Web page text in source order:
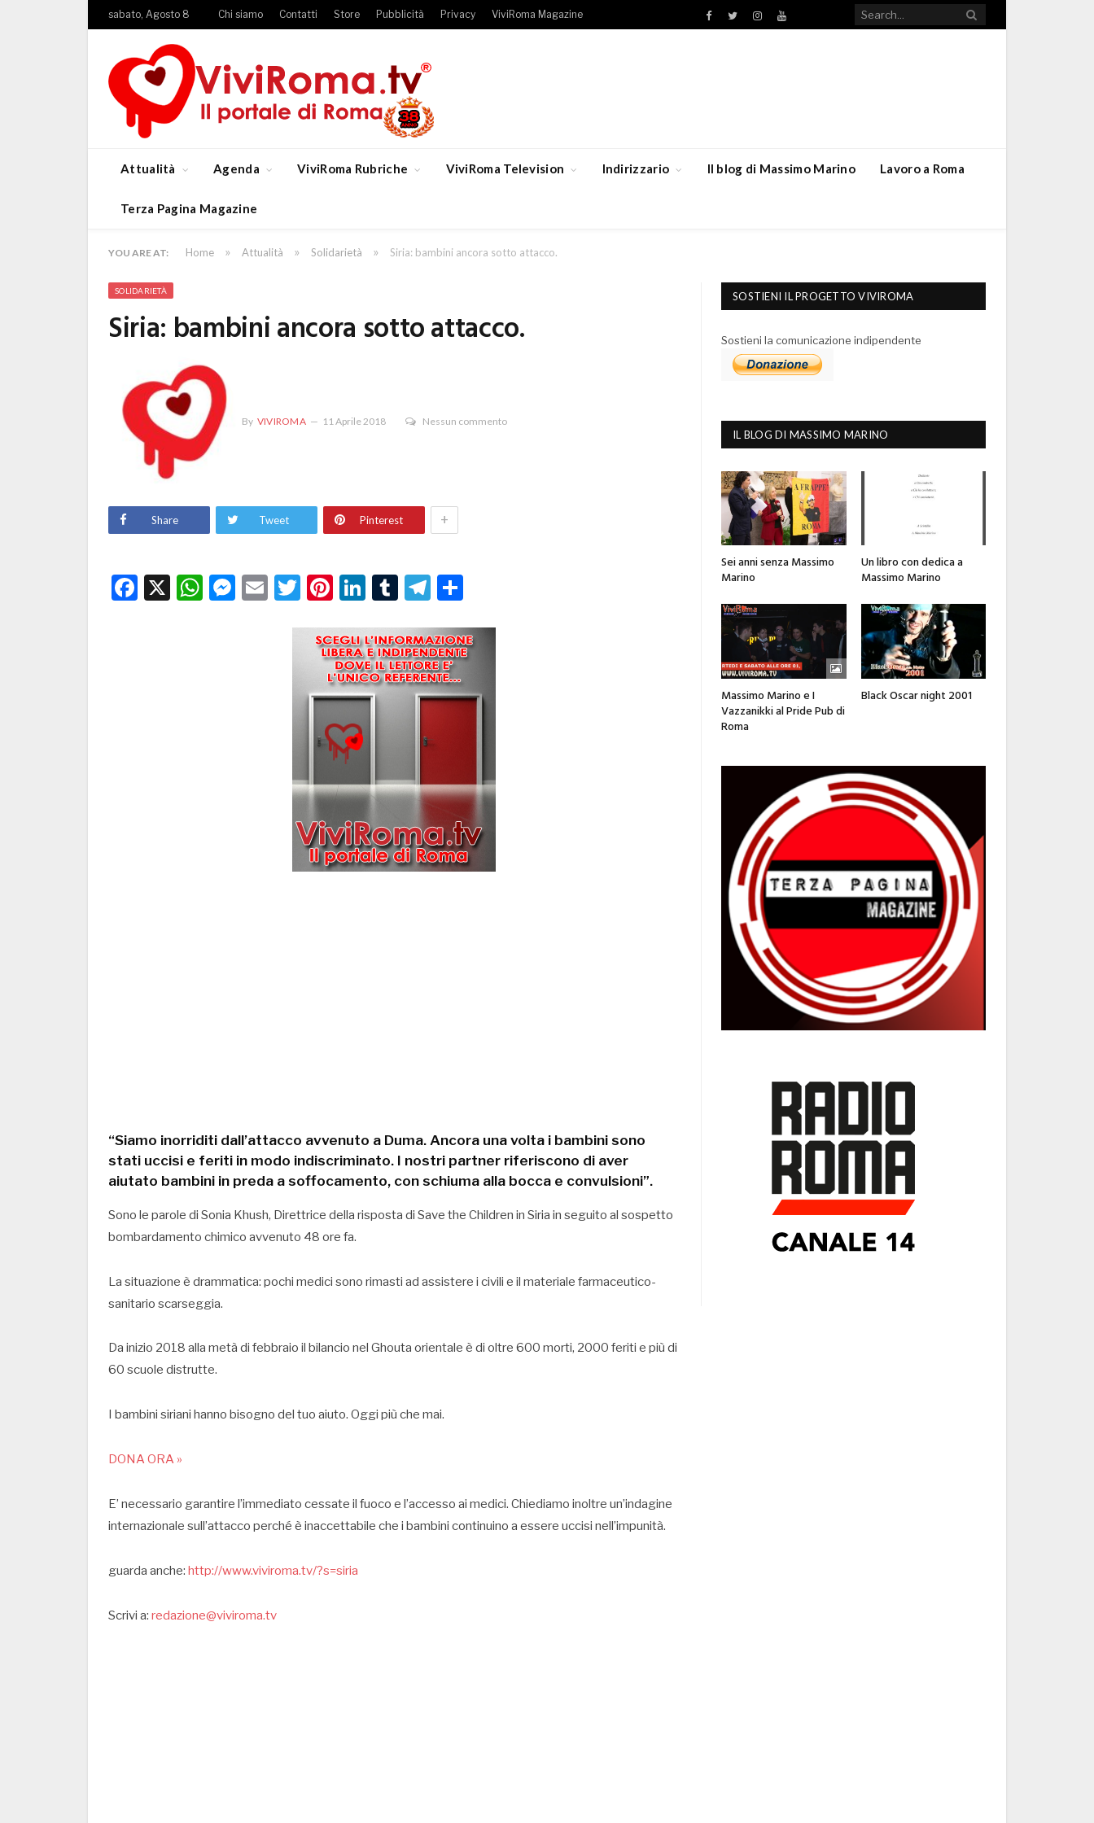
sabato, Agosto 8 Chi siamo Contatti Store Pubblicità Privacy ViviRoma Magazine Facebook
TwitterInstagramYouTube
Attualità Agenda ViviRoma Rubriche ViviRoma Television Indirizzario Il blog di Massimo Marino Lavoro a Roma
Terza Pagina Magazine
YOU ARE AT: Home » Attualità » Solidarietà » Siria: bambini ancora sotto attacco.
SOLIDARIETÀ
Siria: bambini ancora sotto attacco.
By VIVIROMA 11 Aprile 2018 Nessun commento
Share Tweet Pinterest +
Facebook
X WhatsApp
Messenger
EmailTwitter
Pinterest
LinkedIn
TumblrTelegram
“Siamo inorriditi dall’attacco avvenuto a Duma. Ancora una volta i bambini sono
stati uccisi e feriti in modo indiscriminato. I nostri partner riferiscono di aver
aiutato bambini in preda a soffocamento, con schiuma alla bocca e convulsioni”.
Sono le parole di Sonia Khush, Direttrice della risposta di Save the Children in Siria in seguito al sospetto
bombardamento chimico avvenuto 48 ore fa.
La situazione è drammatica: pochi medici sono rimasti ad assistere i civili e il materiale farmaceutico-
sanitario scarseggia.
Da inizio 2018 alla metà di febbraio il bilancio nel Ghouta orientale è di oltre 600 morti, 2000 feriti e più di
60 scuole distrutte.
I bambini siriani hanno bisogno del tuo aiuto. Oggi più che mai.
DONA ORA »
E’ necessario garantire l’immediato cessate il fuoco e l’accesso ai medici. Chiediamo inoltre un’indagine
internazionale sull’attacco perché è inaccettabile che i bambini continuino a essere uccisi nell’impunità.
guarda anche: http://www.viviroma.tv/?s=siria
Scrivi a: redazione@viviroma.tv
SOSTIENI IL PROGETTO VIVIROMA
Sostieni la comunicazione indipendente
IL BLOG DI MASSIMO MARINO
Sei anni senza Massimo
Marino
Un libro con dedica a
Massimo Marino
Massimo Marino e I
Vazzanikki al Pride Pub di
Roma
Black Oscar night 2001